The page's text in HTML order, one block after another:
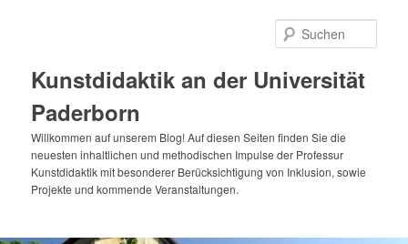
Kunstdidaktik an der Universität
Paderborn
Willkommen auf unserem Blog! Auf diesen Seiten finden Sie die
neuesten inhaltlichen und methodischen Impulse der Professur
Kunstdidaktik mit besonderer Berücksichtigung von Inklusion, sowie
Projekte und kommende Veranstaltungen.